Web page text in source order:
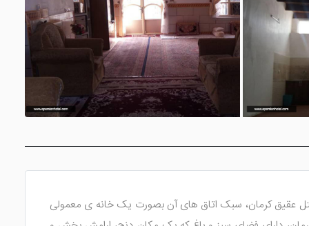
عقیق کرمان، سبک اتاق های آن بصورت یک خانه ی معمولی